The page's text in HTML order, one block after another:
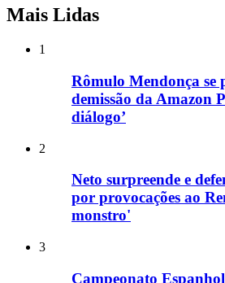
Mais Lidas
1
Rômulo Mendonça se
demissão da Amazon
diálogo’
2
Neto surpreende e
por provocações ao
monstro'
3
Campeonato